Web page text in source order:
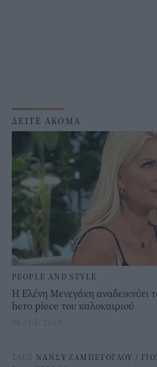
ΔΕΙΤΕ ΑΚΟΜΑ
PEOPLE AND STYLE
Η Ελένη Μενεγάκη αναδεικνύει
hero piece του καλοκαιριού
06 JUL 2023
TAGS ΝΑΝΣΥ ΖΑΜΠΕΤΟΓΛΟΥ /